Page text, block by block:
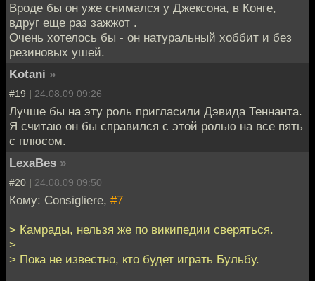
Вроде бы он уже снимался у Джексона, в Конге,
вдруг еще раз зажжот .
Очень хотелось бы - он натуральный хоббит и без
резиновых ушей.
Kotani »
#19 | 24.08.09 09:26
Лучше бы на эту роль пригласили Дэвида Теннанта.
Я считаю он бы справился с этой ролью на все пять
с плюсом.
LexaBes »
#20 | 24.08.09 09:50
Кому: Consigliere, #7
> Камрады, нельзя же по википедии сверяться.
>
> Пока не известно, кто будет играть Бульбу.